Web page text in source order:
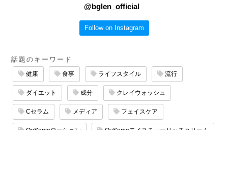
@bglen_official
Follow on Instagram
話題のキーワード
健康 食事 ライフスタイル 流行
ダイエット 成分 クレイウォッシュ
Cセラム メディア フェイスケア
QuSomeローション QuSomeモイスチャーリッチクリーム